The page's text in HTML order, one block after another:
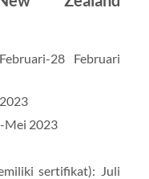
28 Februari
Mei 2023
sertifikat): Juli